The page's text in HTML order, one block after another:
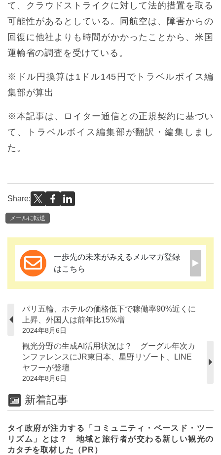
て、クラウドストライクに対して法的措置を取る
可能性があるとしている。同航空は、障害からの
回復に他社よりも時間がかかったことから、米国
運輸省の調査を受けている。
※ドル円換算は1ドル145円でトラベルボイス編
集部が算出
※本記事は、ロイター通信との正規契約に基づい
て、トラベルボイス編集部が翻訳・編集しまし
た。
Share:
メールに転送
一歩先の未来がみえるメルマガ登録
はこちら
パリ五輪、ホテルの価格低下で稼働率90%近くに
上昇、外国人は前年比15%増
2024年8月6日
観光分野の生成AI活用状況は？ グーグル年次カ
ンファレンスにJR東日本、星野リゾート、LINE
ヤフーが登壇
2024年8月6日
新着記事
タイ政府が注力する「コミュニティ・ベースド・ツー
リズム」とは？ 地域と旅行者が交わる新しい観光の
カタチを取材した（PR）